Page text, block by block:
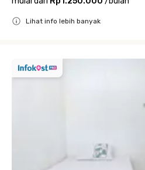
Lihat info lebih banyak